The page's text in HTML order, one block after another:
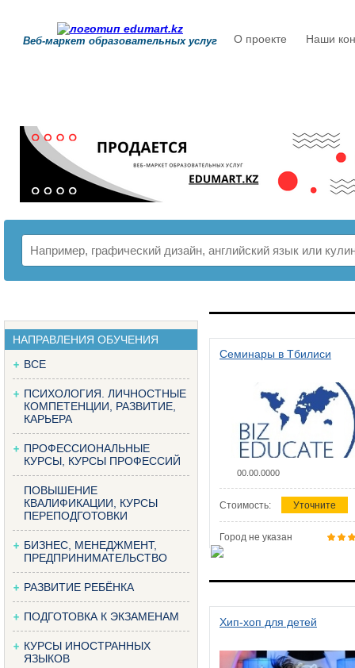
Веб-маркет образовательных услуг О проекте Наши
НАПРАВЛЕНИЯ ОБУЧЕНИЯ
ВСЕ
ПСИХОЛОГИЯ. ЛИЧНОСТНЫЕ
КОМПЕТЕНЦИИ, РАЗВИТИЕ,
КАРЬЕРА
ПРОФЕССИОНАЛЬНЫЕ
КУРСЫ, КУРСЫ ПРОФЕССИЙ
ПОВЫШЕНИЕ
КВАЛИФИКАЦИИ, КУРСЫ
ПЕРЕПОДГОТОВКИ
БИЗНЕС, МЕНЕДЖМЕНТ,
ПРЕДПРИНИМАТЕЛЬСТВО
РАЗВИТИЕ РЕБЁНКА
ПОДГОТОВКА К ЭКЗАМЕНАМ
КУРСЫ ИНОСТРАННЫХ
ЯЗЫКОВ
Семинары в Тбилиси
00.00.0000
Стоимость: Уточните
Город не указан
Хип-хоп для детей